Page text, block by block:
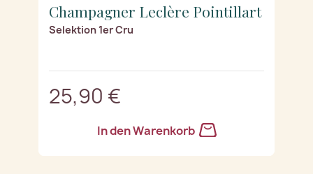
Champagner Leclère Pointillart
Selektion 1er Cru
25,90 €
In den Warenkorb